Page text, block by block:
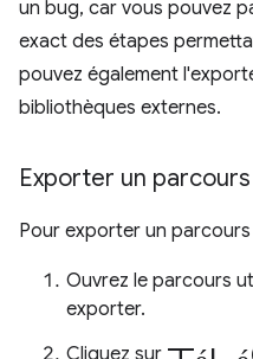
un bug, car vous pouvez
exact des étapes
pouvez également
bibliothèques externes.
Exporter un
Pour exporter un
Ouvrez le parcours
exporter.
Cliquez sur